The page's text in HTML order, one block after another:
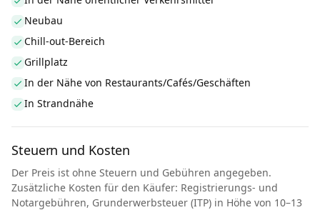
Neubau
Chill-out-Bereich
Grillplatz
In der Nähe von Restaurants/Cafés/Geschäften
In Strandnähe
Steuern und Kosten
Der Preis ist ohne Steuern und Gebühren angegeben.
Zusätzliche Kosten für den Käufer: Registrierungs- und
Notargebühren, Grunderwerbsteuer (ITP) in Höhe von 10–13